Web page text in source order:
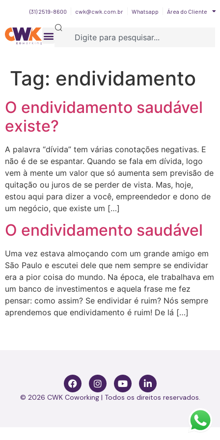
(31) 2519-8600 cwk@cwk.com.br Whatsapp Área do Cliente
Tag: endividamento
O endividamento saudável
existe?
A palavra “dívida” tem várias conotações negativas. E
não é de se espantar. Quando se fala em dívida, logo
vem à mente um valor que só aumenta sem previsão de
quitação ou juros de se perder de vista. Mas, hoje,
estou aqui para dizer a você, empreendedor e dono de
um negócio, que existe um […]
O endividamento saudável
Uma vez estava almoçando com um grande amigo em
São Paulo e escutei dele que nem sempre se endividar
era a pior coisa do mundo. Na época, ele trabalhava em
um banco de investimentos e aquela frase me fez
pensar: como assim? Se endividar é ruim? Nós sempre
aprendemos que endividamento é ruim! De lá […]
© 2026 CWK Coworking | Todos os direitos reservados.